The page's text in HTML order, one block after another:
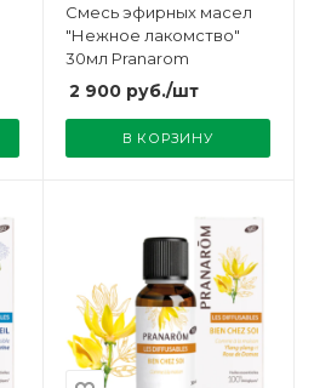
Смесь эфирных масел
"Нежное лакомство"
30мл Pranarom
2 900руб./шт
В КОРЗИНУ